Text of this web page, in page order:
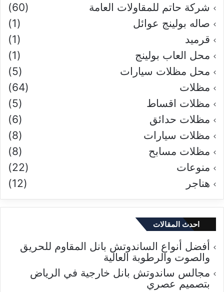
شركة حاتم للمقاولات العامة
(60)
صاله بولينج عوائل
(1)
قرميد
(1)
محل العاب بولينج
(1)
محل مظلات سيارات
(5)
مظلات
(64)
مظلات اقساط
(5)
مظلات حدائق
(6)
مظلات سيارات
(8)
مظلات مسابح
(8)
منوعات
(22)
هناجر
(12)
احدث المقالات
أفضل أنواع الساندوتش بانل المقاوم للحريق
والصوت والرطوبة العالية
مجالس ساندوتش بانل خارجية في الرياض
بتصميم عصري